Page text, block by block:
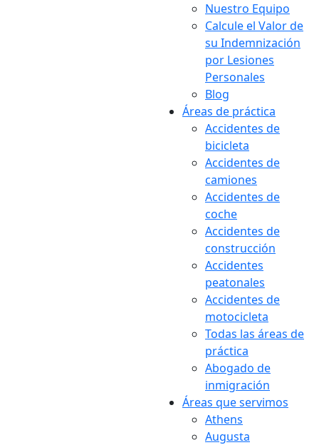
Nuestro Equipo
Calcule el Valor de
su Indemnización
por Lesiones
Personales
Blog
Áreas de práctica
Accidentes de
bicicleta
Accidentes de
camiones
Accidentes de
coche
Accidentes de
construcción
Accidentes
peatonales
Accidentes de
motocicleta
Todas las áreas de
práctica
Abogado de
inmigración
Áreas que servimos
Athens
Augusta